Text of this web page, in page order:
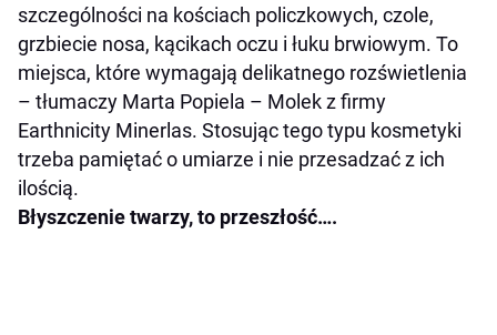
szczególności na kościach policzkowych, czole,
grzbiecie nosa, kącikach oczu i łuku brwiowym. To
miejsca, które wymagają delikatnego rozświetlenia
– tłumaczy Marta Popiela – Molek z firmy
Earthnicity Minerlas. Stosując tego typu kosmetyki
trzeba pamiętać o umiarze i nie przesadzać z ich
ilością.
Błyszczenie twarzy, to przeszłość….